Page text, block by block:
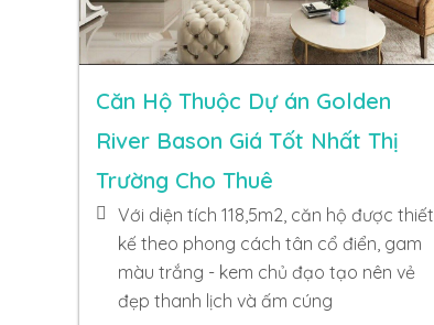
Căn Hộ Thuộc Dự án Golden
River Bason Giá Tốt Nhất Thị
Trường Cho Thuê
Với diện tích 118,5m2, căn hộ được thiết
kế theo phong cách tân cổ điển, gam
màu trắng - kem chủ đạo tạo nên vẻ
đẹp thanh lịch và ấm cúng